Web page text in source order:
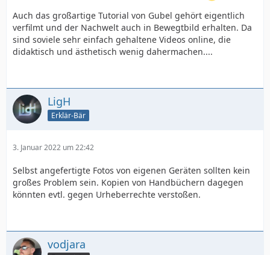
Auch das großartige Tutorial von Gubel gehört eigentlich
verfilmt und der Nachwelt auch in Bewegtbild erhalten. Da
sind soviele sehr einfach gehaltene Videos online, die
didaktisch und ästhetisch wenig dahermachen....
LigH
Erklär-Bär
3. Januar 2022 um 22:42
Selbst angefertigte Fotos von eigenen Geräten sollten kein
großes Problem sein. Kopien von Handbüchern dagegen
könnten evtl. gegen Urheberrechte verstoßen.
vodjara